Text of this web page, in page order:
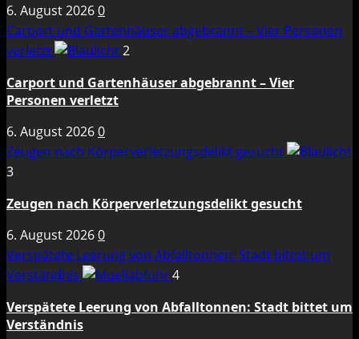
6. August 20260
Carport und Gartenhäuser abgebrannt – Vier Personen
verletzt
2
Carport und Gartenhäuser abgebrannt – Vier
Personen verletzt
6. August 20260
Zeugen nach Körperverletzungsdelikt gesucht
3
Zeugen nach Körperverletzungsdelikt gesucht
6. August 20260
Verspätete Leerung von Abfalltonnen: Stadt bittet um
Verständnis
4
Verspätete Leerung von Abfalltonnen: Stadt bittet um
Verständnis